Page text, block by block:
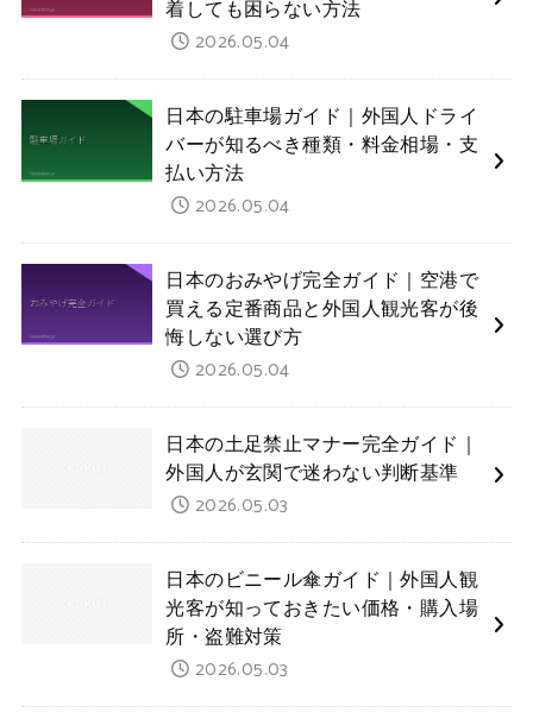
着しても困らない方法
2026.05.04
日本の駐車場ガイド｜外国人ドライ
バーが知るべき種類・料金相場・支
払い方法
2026.05.04
日本のおみやげ完全ガイド｜空港で
買える定番商品と外国人観光客が後
悔しない選び方
2026.05.04
日本の土足禁止マナー完全ガイド｜
外国人が玄関で迷わない判断基準
2026.05.03
日本のビニール傘ガイド｜外国人観
光客が知っておきたい価格・購入場
所・盗難対策
2026.05.03